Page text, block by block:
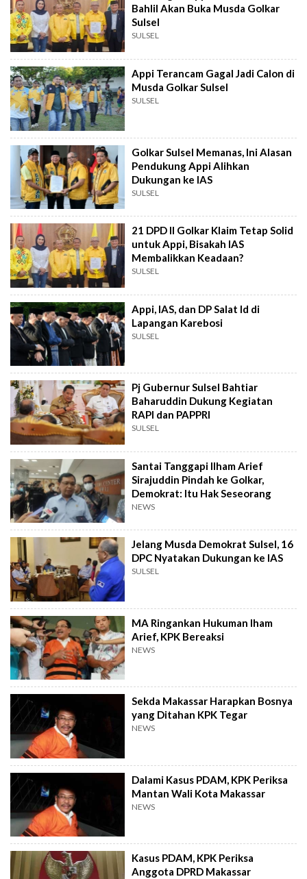
Bahlil Akan Buka Musda Golkar
Sulsel
SULSEL
Appi Terancam Gagal Jadi Calon di
Musda Golkar Sulsel
SULSEL
Golkar Sulsel Memanas, Ini Alasan
Pendukung Appi Alihkan
Dukungan ke IAS
SULSEL
21 DPD II Golkar Klaim Tetap Solid
untuk Appi, Bisakah IAS
Membalikkan Keadaan?
SULSEL
Appi, IAS, dan DP Salat Id di
Lapangan Karebosi
SULSEL
Pj Gubernur Sulsel Bahtiar
Baharuddin Dukung Kegiatan
RAPI dan PAPPRI
SULSEL
Santai Tanggapi Ilham Arief
Sirajuddin Pindah ke Golkar,
Demokrat: Itu Hak Seseorang
NEWS
Jelang Musda Demokrat Sulsel, 16
DPC Nyatakan Dukungan ke IAS
SULSEL
MA Ringankan Hukuman Iham
Arief, KPK Bereaksi
NEWS
Sekda Makassar Harapkan Bosnya
yang Ditahan KPK Tegar
NEWS
Dalami Kasus PDAM, KPK Periksa
Mantan Wali Kota Makassar
NEWS
Kasus PDAM, KPK Periksa
Anggota DPRD Makassar